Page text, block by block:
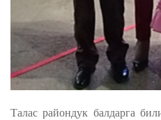
Талас райондук балдарга